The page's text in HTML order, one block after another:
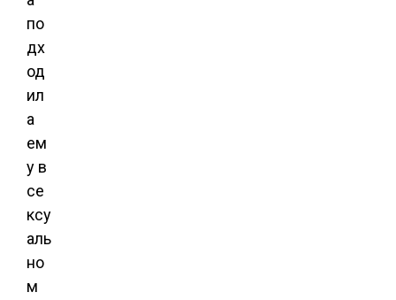
по
дх
од
ил
а
ем
у в
се
ксу
аль
но
м